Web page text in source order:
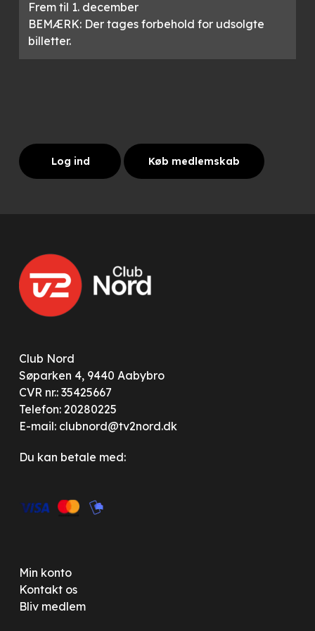
Frem til 1. december
BEMÆRK: Der tages forbehold for udsolgte
billetter.
Log ind Køb medlemskab
Club Nord
Søparken 4, 9440 Aabybro
CVR nr.: 35425667
Telefon: 20280225
E-mail: clubnord@tv2nord.dk
Du kan betale med:
Min konto
Kontakt os
Bliv medlem